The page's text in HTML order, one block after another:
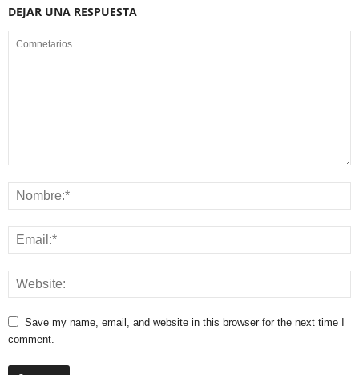
DEJAR UNA RESPUESTA
Save my name, email, and website in this browser for the next time I
comment.